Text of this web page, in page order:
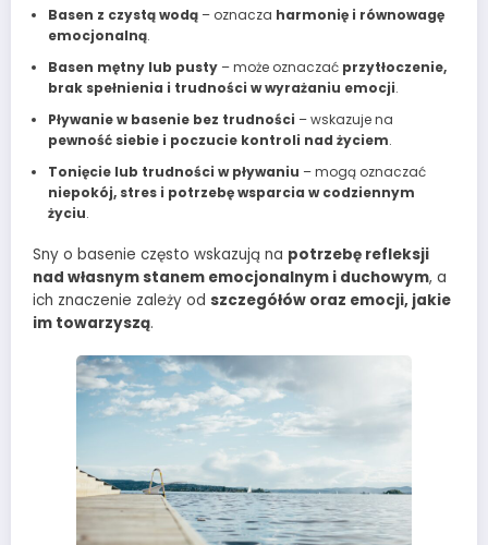
Basen z czystą wodą– oznacza harmonię i równowagę
emocjonalną.
Basen mętny lub pusty– może oznaczać przytłoczenie,
brak spełnienia i trudności w wyrażaniu emocji.
Pływanie w basenie bez trudności – wskazuje na
pewność siebie i poczucie kontroli nad życiem.
Tonięcie lub trudności w pływaniu – mogą oznaczać
niepokój, stres i potrzebę wsparcia w codziennym
życiu.
Sny o basenie często wskazują na potrzebę refleksji
nad własnym stanem emocjonalnym i duchowym, a
ich znaczenie zależy od szczegółów oraz emocji, jakie
im towarzyszą.